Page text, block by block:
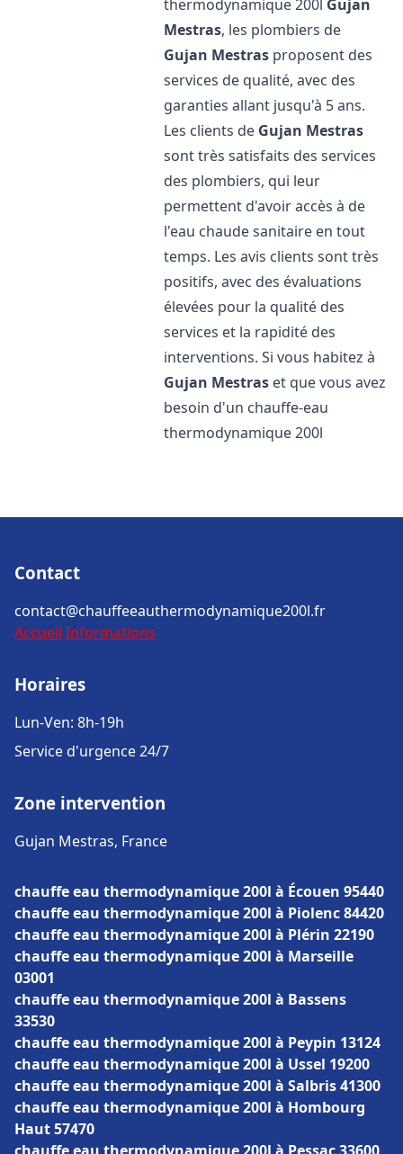
thermodynamique 200l Gujan
Mestras, les plombiers de
Gujan Mestras proposent des
services de qualité, avec des
garanties allant jusqu'à 5 ans.
Les clients de Gujan Mestras
sont très satisfaits des services
des plombiers, qui leur
permettent d'avoir accès à de
l'eau chaude sanitaire en tout
temps. Les avis clients sont très
positifs, avec des évaluations
élevées pour la qualité des
services et la rapidité des
interventions. Si vous habitez à
Gujan Mestras et que vous avez
besoin d'un chauffe-eau
thermodynamique 200l
Contact
contact@chauffeeauthermodynamique200l.fr
Accueil Informations
Horaires
Lun-Ven: 8h-19h
Service d'urgence 24/7
Zone intervention
Gujan Mestras, France
chauffe eau thermodynamique 200l à Écouen 95440
chauffe eau thermodynamique 200l à Piolenc 84420
chauffe eau thermodynamique 200l à Plérin 22190
chauffe eau thermodynamique 200l à Marseille
03001
chauffe eau thermodynamique 200l à Bassens
33530
chauffe eau thermodynamique 200l à Peypin 13124
chauffe eau thermodynamique 200l à Ussel 19200
chauffe eau thermodynamique 200l à Salbris 41300
chauffe eau thermodynamique 200l à Hombourg
Haut 57470